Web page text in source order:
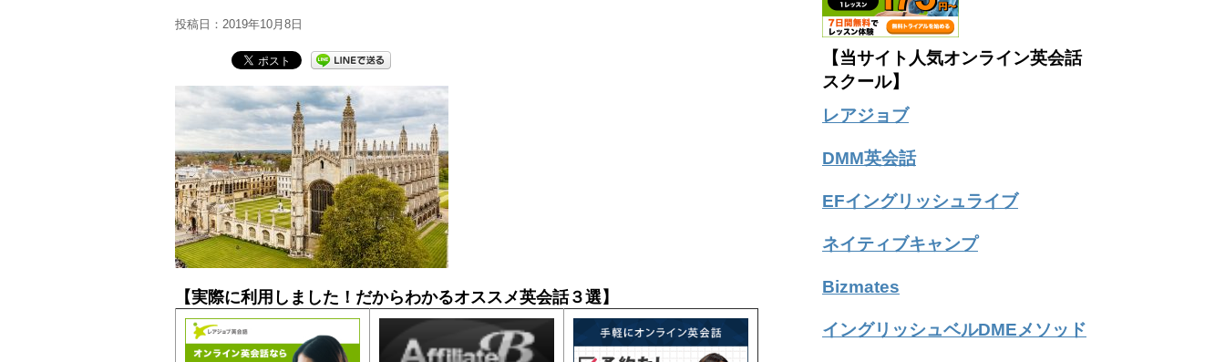
投稿日： 2019年10月8日
【実際に利用しました！だからわかるオススメ英会話３選】
【当サイト人気オンライン英会話
スクール】
レアジョブ
DMM英会話
EFイングリッシュライブ
ネイティブキャンプ
Bizmates
イングリッシュベルDMEメソッド